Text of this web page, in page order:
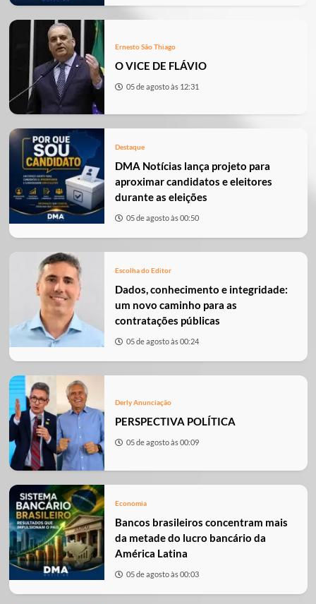
Ernesto São Thiago
O VICE DE FLÁVIO
05 de agosto às 12:31
Destaque
DMA Notícias lança projeto para
aproximar candidatos e eleitores
durante as eleições
05 de agosto às 00:50
Escolha do Editor
Dados, conhecimento e integridade:
um novo caminho para as
contratações públicas
05 de agosto às 00:24
Derly Anunciação
PERSPECTIVA POLÍTICA
05 de agosto às 00:09
Economia
Bancos brasileiros concentram mais
da metade do lucro bancário da
América Latina
05 de agosto às 00:03